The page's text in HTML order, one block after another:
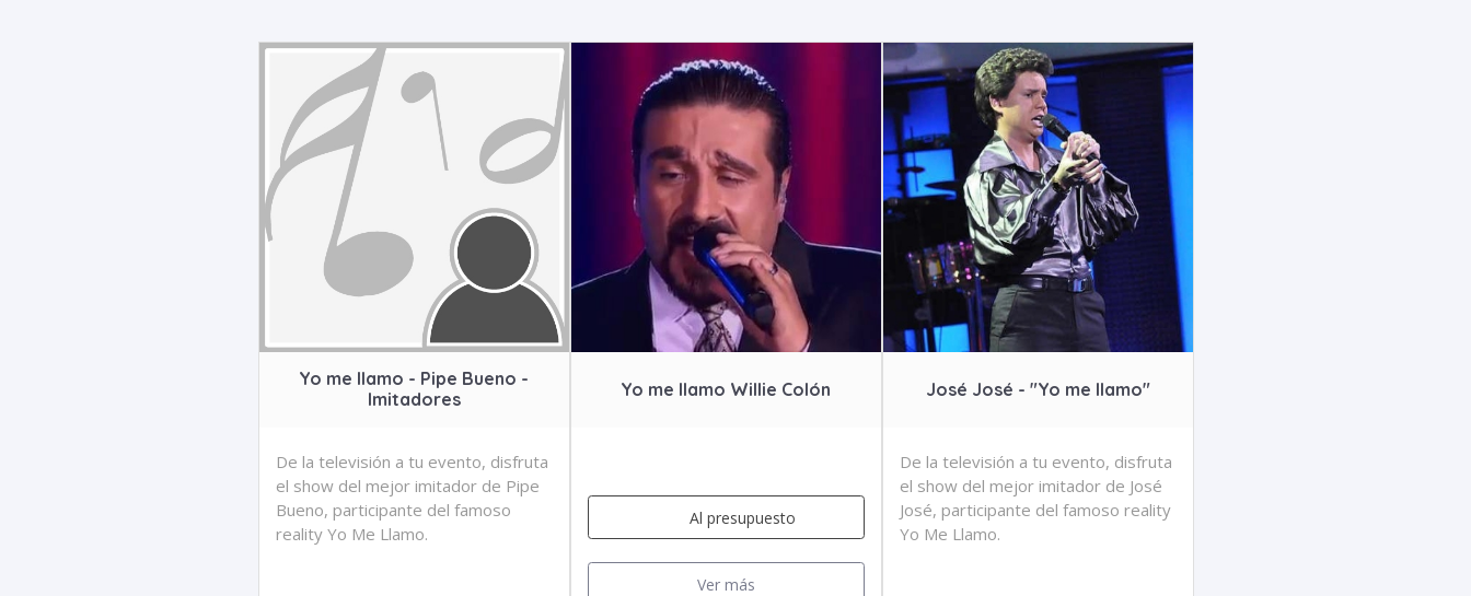
Yo me llamo - Pipe Bueno -
Imitadores
De la televisión a tu evento, disfruta
el show del mejor imitador de Pipe
Bueno, participante del famoso
reality Yo Me Llamo.
Yo me llamo Willie Colón
Al presupuesto
Ver más
José José - "Yo me llamo"
De la televisión a tu evento, disfruta
el show del mejor imitador de José
José, participante del famoso reality
Yo Me Llamo.